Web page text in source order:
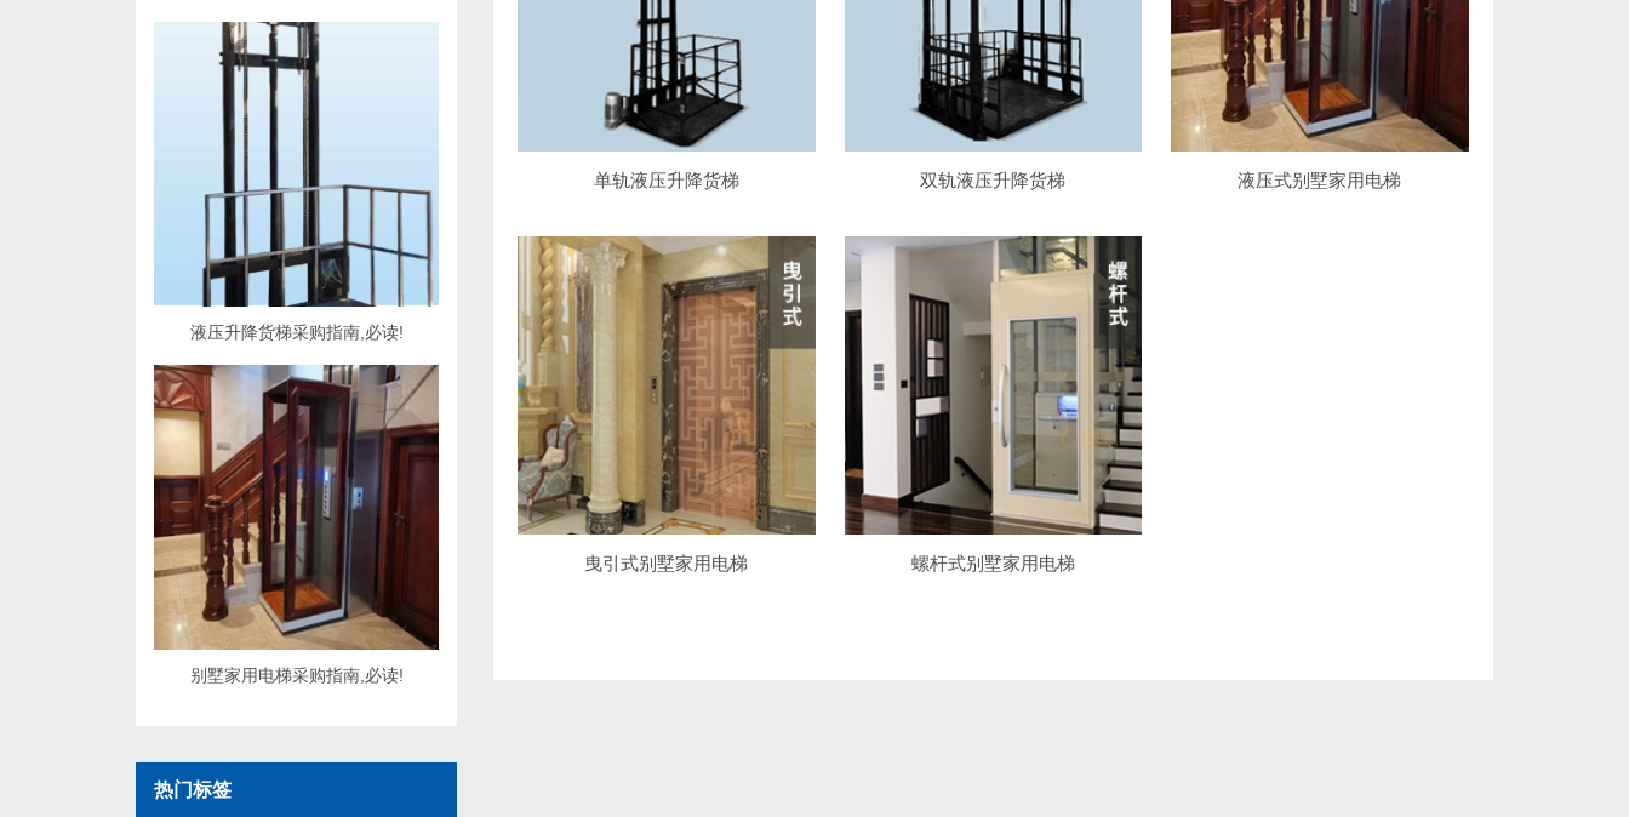
单轨液压升降货梯 双轨液压升降货梯 液压式别墅家用电梯
曳引式别墅家用电梯 螺杆式别墅家用电梯
液压升降货梯采购指南,必读!
别墅家用电梯采购指南,必读!
热门标签